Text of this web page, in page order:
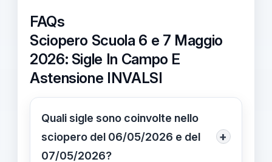
FAQs
Sciopero Scuola 6 e 7 Maggio
2026: Sigle In Campo E
Astensione INVALSI
Quali sigle sono coinvolte nello
sciopero del 06/05/2026 e del
07/05/2026?
+